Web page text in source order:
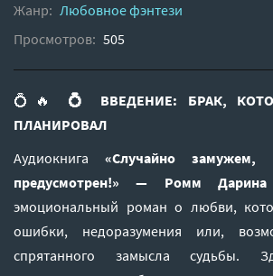
Жанр: Любовное фэнтези
Просмотров: 505
💍🔥 💍 ВВЕДЕНИЕ: БРАК,
ПЛАНИРОВАЛ
Аудиокнига«Случайно
предусмотрен!» — Ромм Дарина
эмоциональный роман о любви,
ошибки, недоразумения или,
спрятанного замысла судьбы.